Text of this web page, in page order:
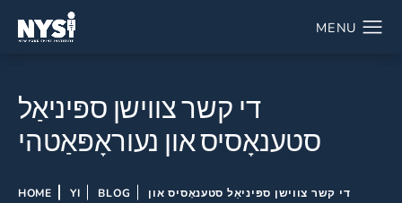
די קשר צווישן ספּיניאַל
סטענאָסיס און נעוראָפּאַטהי
HOME YI BLOG די קשר צווישן ספּיניאַל סטענאָסיס און